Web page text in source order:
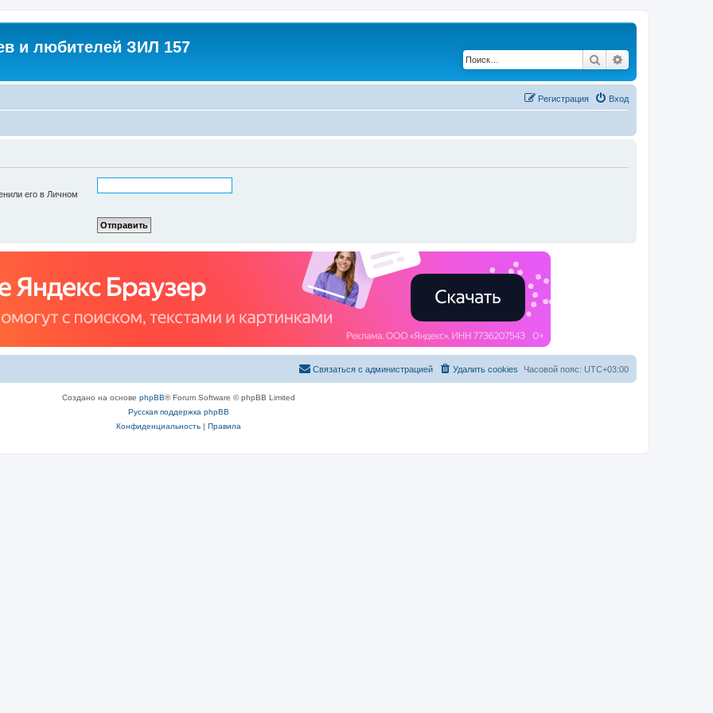
и любителей ЗИЛ 157
Поиск
Вход
Регистрация
его в Личном
Часовой пояс: UTC+03:00
Удалить cookies
Связаться с администрацией
Создано на основе phpBB® Forum Software © phpBB Limited
Русская поддержка phpBB
Конфиденциальность| Правила